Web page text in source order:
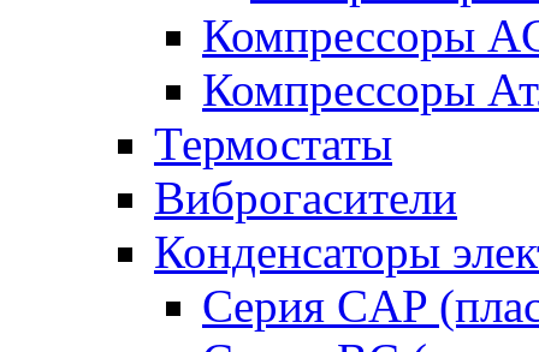
Компрессоры
Компрессоры
Термостаты
Виброгасители
Конденсаторы
Серия CAP